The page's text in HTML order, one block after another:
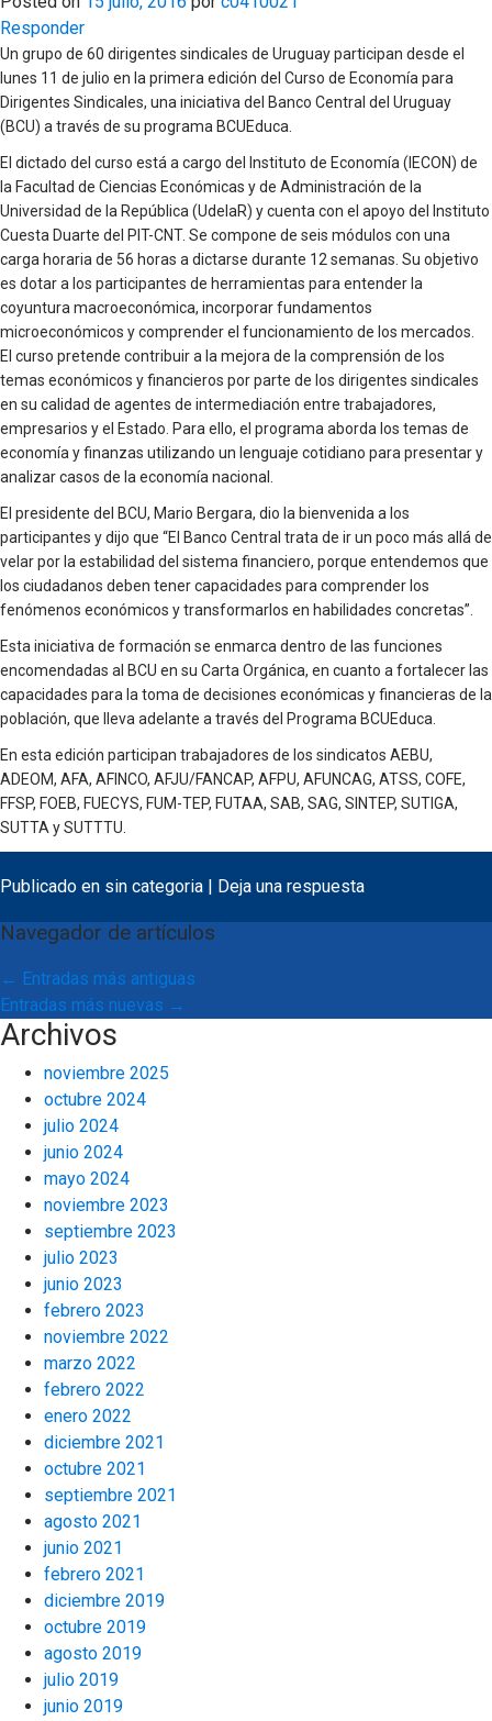
Responder
Un grupo de 60 dirigentes sindicales de Uruguay participan desde el
lunes 11 de julio en la primera edición del Curso de Economía para
Dirigentes Sindicales, una iniciativa del Banco Central del Uruguay
(BCU) a través de su programa BCUEduca.
El dictado del curso está a cargo del Instituto de Economía (IECON) de
la Facultad de Ciencias Económicas y de Administración de la
Universidad de la República (UdelaR) y cuenta con el apoyo del Instituto
Cuesta Duarte del PIT-CNT. Se compone de seis módulos con una
carga horaria de 56 horas a dictarse durante 12 semanas. Su objetivo
es dotar a los participantes de herramientas para entender la
coyuntura macroeconómica, incorporar fundamentos
microeconómicos y comprender el funcionamiento de los mercados.
El curso pretende contribuir a la mejora de la comprensión de los
temas económicos y financieros por parte de los dirigentes sindicales
en su calidad de agentes de intermediación entre trabajadores,
empresarios y el Estado. Para ello, el programa aborda los temas de
economía y finanzas utilizando un lenguaje cotidiano para presentar y
analizar casos de la economía nacional.
El presidente del BCU, Mario Bergara, dio la bienvenida a los
participantes y dijo que “El Banco Central trata de ir un poco más allá de
velar por la estabilidad del sistema financiero, porque entendemos que
los ciudadanos deben tener capacidades para comprender los
fenómenos económicos y transformarlos en habilidades concretas”.
Esta iniciativa de formación se enmarca dentro de las funciones
encomendadas al BCU en su Carta Orgánica, en cuanto a fortalecer las
capacidades para la toma de decisiones económicas y financieras de la
población, que lleva adelante a través del Programa BCUEduca.
En esta edición participan trabajadores de los sindicatos AEBU,
ADEOM, AFA, AFINCO, AFJU/FANCAP, AFPU, AFUNCAG, ATSS, COFE,
FFSP, FOEB, FUECYS, FUM-TEP, FUTAA, SAB, SAG, SINTEP, SUTIGA,
SUTTA y SUTTTU.
Publicado en sin categoria | Deja una respuesta
Navegador de artículos
← Entradas más antiguas
Entradas más nuevas →
Archivos
noviembre 2025
octubre 2024
julio 2024
junio 2024
mayo 2024
noviembre 2023
septiembre 2023
julio 2023
junio 2023
febrero 2023
noviembre 2022
marzo 2022
febrero 2022
enero 2022
diciembre 2021
octubre 2021
septiembre 2021
agosto 2021
junio 2021
febrero 2021
diciembre 2019
octubre 2019
agosto 2019
julio 2019
junio 2019